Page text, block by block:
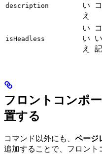
description
い
え
isHeadless
い
い
え
フロントコンポ
置する
コマンド以外にも、 ページ
追加することで、フロント